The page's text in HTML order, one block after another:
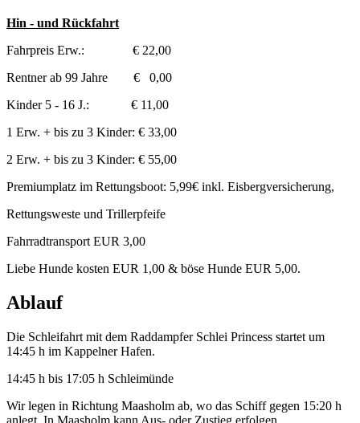
Hin - und Rückfahrt
Fahrpreis Erw.: € 22,00
Rentner ab 99 Jahre € 0,00
Kinder 5 - 16 J.: € 11,00
1 Erw. + bis zu 3 Kinder: € 33,00
2 Erw. + bis zu 3 Kinder: € 55,00
Premiumplatz im Rettungsboot: 5,99€ inkl. Eisbergversicherung,
Rettungsweste und Trillerpfeife
Fahrradtransport EUR 3,00
Liebe Hunde kosten EUR 1,00 & böse Hunde EUR 5,00.
Ablauf
Die Schleifahrt mit dem Raddampfer Schlei Princess startet um
14:45 h im Kappelner Hafen.
14:45 h bis 17:05 h Schleimünde
Wir legen in Richtung Maasholm ab, wo das Schiff gegen 15:20 h
anlegt. In Maasholm kann Aus- oder Zustieg erfolgen.